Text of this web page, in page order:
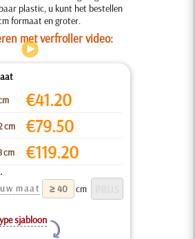
plastic, u kunt het bestellen
formaat en groter.
met verfroller video:
€41.20
cm €79.50
cm €119.20
maat
cm
sjabloon
Y